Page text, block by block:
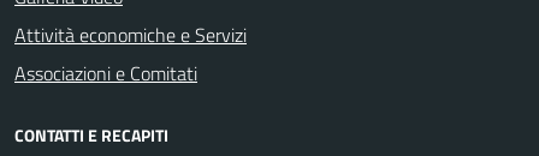
Attività economiche e Servizi
Associazioni e Comitati
CONTATTI E RECAPITI